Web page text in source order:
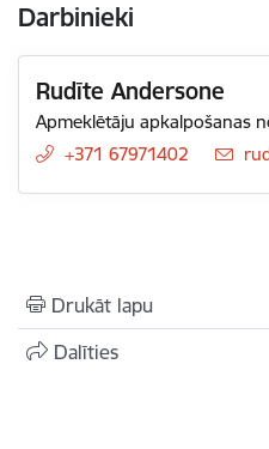
Darbinieki
Rudīte Andersone
Apmeklētāju apkalpošanas
+371 67971402
E-
Drukāt lapu
Dalīties